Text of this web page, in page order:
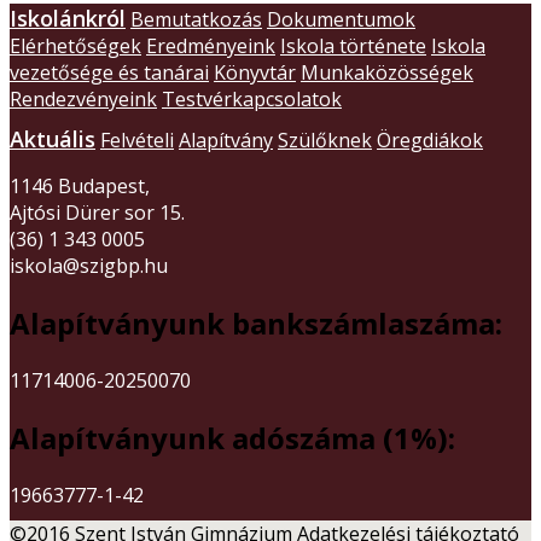
Iskolánkról Bemutatkozás Dokumentumok
Elérhetőségek Eredményeink Iskola története Iskola
vezetősége és tanárai Könyvtár Munkaközösségek
Rendezvényeink Testvérkapcsolatok
Aktuális Felvételi AlapítványSzülőknekÖregdiákok
1146 Budapest,
Ajtósi Dürer sor 15.
(36) 1 343 0005
iskola@szigbp.hu
Alapítványunk bankszámlaszáma:
11714006-20250070
Alapítványunk adószáma (1%):
19663777-1-42
©2016 Szent István Gimnázium Adatkezelési tájékoztató